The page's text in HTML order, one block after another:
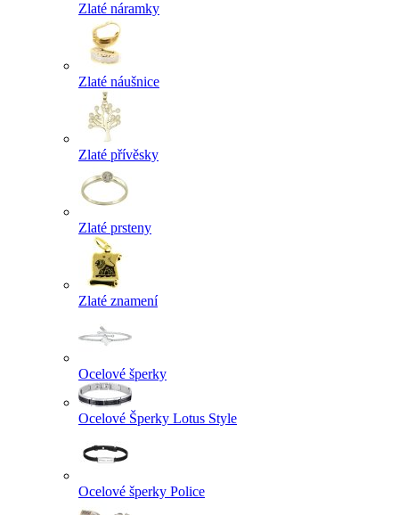
Zlaté náramky
Zlaté náušnice
Zlaté přívěsky
Zlaté prsteny
Zlaté znamení
Ocelové šperky
Ocelové Šperky Lotus Style
Ocelové šperky Police